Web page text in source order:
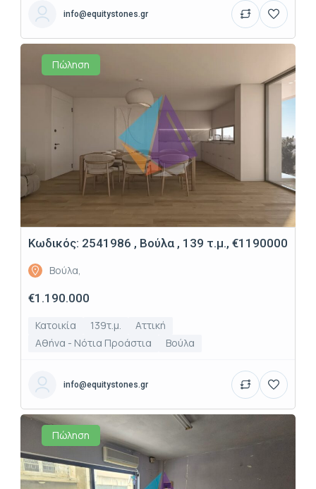
info@equitystones.gr
Πώληση
Κωδικός: 2541986 , Βούλα , 139 τ.μ., €1190000
Βούλα,
€1.190.000
Κατοικία 139τ.μ.
Αττική
Αθήνα - Νότια Προάστια
Βούλα
info@equitystones.gr
Πώληση